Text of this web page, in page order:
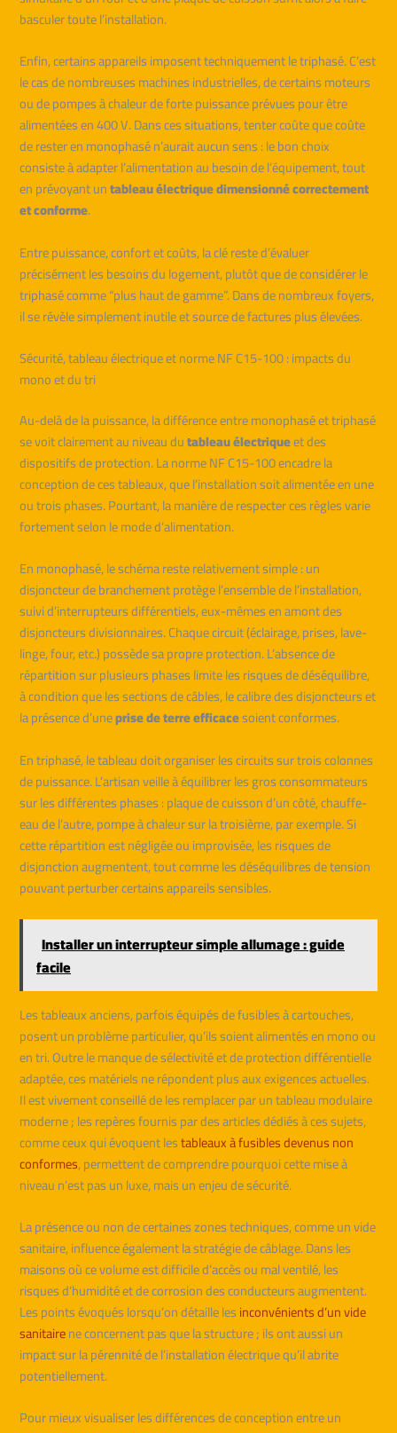
basculer toute l’installation.
Enfin, certains appareils imposent techniquement le triphasé. C’est
le cas de nombreuses machines industrielles, de certains moteurs
ou de pompes à chaleur de forte puissance prévues pour être
alimentées en 400 V. Dans ces situations, tenter coûte que coûte
de rester en monophasé n’aurait aucun sens : le bon choix
consiste à adapter l’alimentation au besoin de l’équipement, tout
en prévoyant untableau électrique dimensionné correctement
et conforme.
Entre puissance, confort et coûts, la clé reste d’évaluer
précisément les besoins du logement, plutôt que de considérer le
triphasé comme “plus haut de gamme”. Dans de nombreux foyers,
il se révèle simplement inutile et source de factures plus élevées.
Sécurité, tableau électrique et norme NF C15-100 : impacts du
mono et du tri
Au-delà de la puissance, la différence entre monophasé et triphasé
se voit clairement au niveau dutableau électriqueet des
dispositifs de protection. La norme NF C15-100 encadre la
conception de ces tableaux, que l’installation soit alimentée en une
ou trois phases. Pourtant, la manière de respecter ces règles varie
fortement selon le mode d’alimentation.
En monophasé, le schéma reste relativement simple : un
disjoncteur de branchement protège l’ensemble de l’installation,
suivi d’interrupteurs différentiels, eux-mêmes en amont des
disjoncteurs divisionnaires. Chaque circuit (éclairage, prises, lave-
linge, four, etc.) possède sa propre protection. L’absence de
répartition sur plusieurs phases limite les risques de déséquilibre,
à condition que les sections de câbles, le calibre des disjoncteurs et
la présence d’uneprise de terre efficacesoient conformes.
En triphasé, le tableau doit organiser les circuits sur trois colonnes
de puissance. L’artisan veille à équilibrer les gros consommateurs
sur les différentes phases : plaque de cuisson d’un côté, chauffe-
eau de l’autre, pompe à chaleur sur la troisième, par exemple. Si
cette répartition est négligée ou improvisée, les risques de
disjonction augmentent, tout comme les déséquilibres de tension
pouvant perturber certains appareils sensibles.
Installer un interrupteur simple allumage : guide
facile
Les tableaux anciens, parfois équipés de fusibles à cartouches,
posent un problème particulier, qu’ils soient alimentés en mono ou
en tri. Outre le manque de sélectivité et de protection différentielle
adaptée, ces matériels ne répondent plus aux exigences actuelles.
Il est vivement conseillé de les remplacer par un tableau modulaire
moderne ; les repères fournis par des articles dédiés à ces sujets,
comme ceux qui évoquent lestableaux à fusibles devenus non
conformes, permettent de comprendre pourquoi cette mise à
niveau n’est pas un luxe, mais un enjeu de sécurité.
La présence ou non de certaines zones techniques, comme un vide
sanitaire, influence également la stratégie de câblage. Dans les
maisons où ce volume est difficile d’accès ou mal ventilé, les
risques d’humidité et de corrosion des conducteurs augmentent.
Les points évoqués lorsqu’on détaille lesinconvénients d’un vide
sanitairene concernent pas que la structure ; ils ont aussi un
impact sur la pérennité de l’installation électrique qu’il abrite
potentiellement.
Pour mieux visualiser les différences de conception entre un